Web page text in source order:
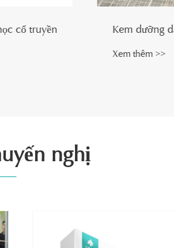
Kem dưỡng da dịu nhẹ
nghị